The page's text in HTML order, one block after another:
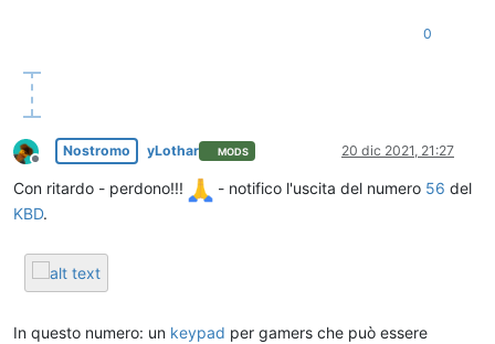
0
Non in linea
Nostromo yLothar MODS 20 dic 2021, 21:27
Con ritardo - perdono!!! - notifico l'uscita del numero 56 del
KBD.
In questo numero: un keypad per gamers che può essere